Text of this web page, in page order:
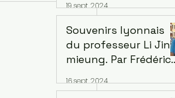
1911 ... Thèse Dae-
Yeong Youn, dirigé
par le professeur Li
Jin-mieung en 2007
19 sept. 2024
Souvenirs lyonnais
du professeur Li Jin-
mieung. Par Frédéric
16 sept. 2024